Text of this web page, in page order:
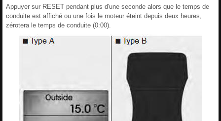
Appuyer sur RESET pendant plus d'une seconde alors que le temps de
conduite est affiché ou une fois le moteur éteint depuis deux heures,
zérotera le temps de conduite (0:00).